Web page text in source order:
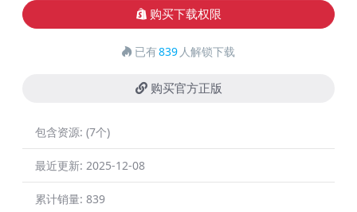
购买下载权限
已有839 人解锁下载
购买官方正版
包含资源: (7个)
最近更新: 2025-12-08
累计销量: 839